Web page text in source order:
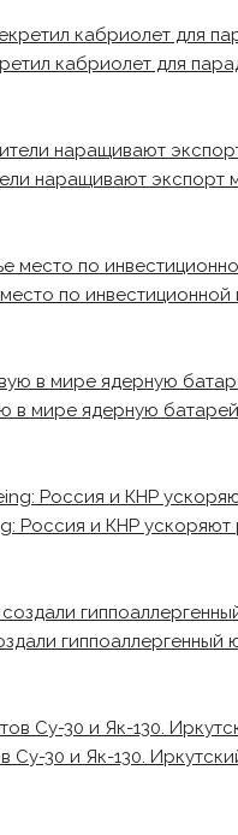
кабриолет для
наращивают экспорт
по инвестиционной
в мире ядерную
Россия и КНР
гиппоаллергенный
Су-30 и Як-130.